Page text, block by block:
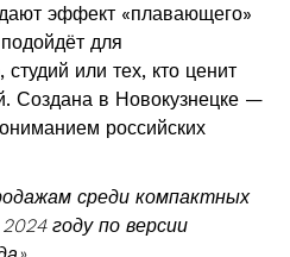
эффект «плавающего»
для
или тех, кто ценит
Создана в Новокузнецке —
российских
среди компактных
году по версии